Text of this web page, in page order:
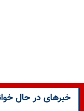
خبرهای در حال